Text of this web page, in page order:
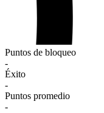
Puntos de bloqueo
-
Éxito
-
Puntos promedio
-